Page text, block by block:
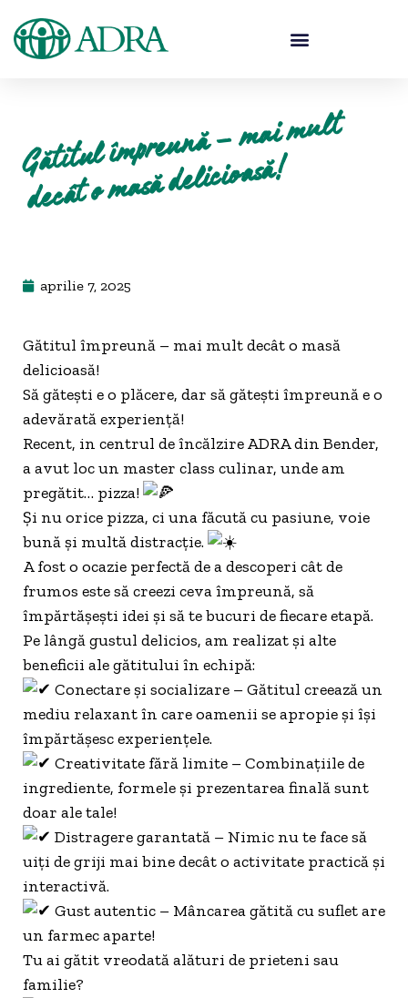
Gătitul î
mpreună
–
mai
m
ult
decât o
masă delicioasă!
aprilie 7, 2025
Gătitul împreună – mai mult decât o masă
delicioasă!
Să gătești e o plăcere, dar să gătești împreună e o
adevărată experiență!
Recent, in centrul de încălzire ADRA din Bender,
a avut loc un master class culinar, unde am
pregătit… pizza!
Și nu orice pizza, ci una făcută cu pasiune, voie
bună și multă distracție.
A fost o ocazie perfectă de a descoperi cât de
frumos este să creezi ceva împreună, să
împărtășești idei și să te bucuri de fiecare etapă.
Pe lângă gustul delicios, am realizat și alte
beneficii ale gătitului în echipă:
Conectare și socializare – Gătitul creează un
mediu relaxant în care oamenii se apropie și își
împărtășesc experiențele.
Creativitate fără limite – Combinațiile de
ingrediente, formele și prezentarea finală sunt
doar ale tale!
Distragere garantată – Nimic nu te face să
uiți de griji mai bine decât o activitate practică și
interactivă.
Gust autentic – Mâncarea gătită cu suflet are
un farmec aparte!
Tu ai gătit vreodată alături de prieteni sau
familie?